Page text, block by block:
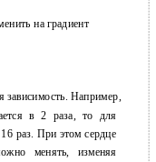
на градиент
зависимость. Например,
в 2 раза, то для
раз. При этом сердце
менять, изменяя